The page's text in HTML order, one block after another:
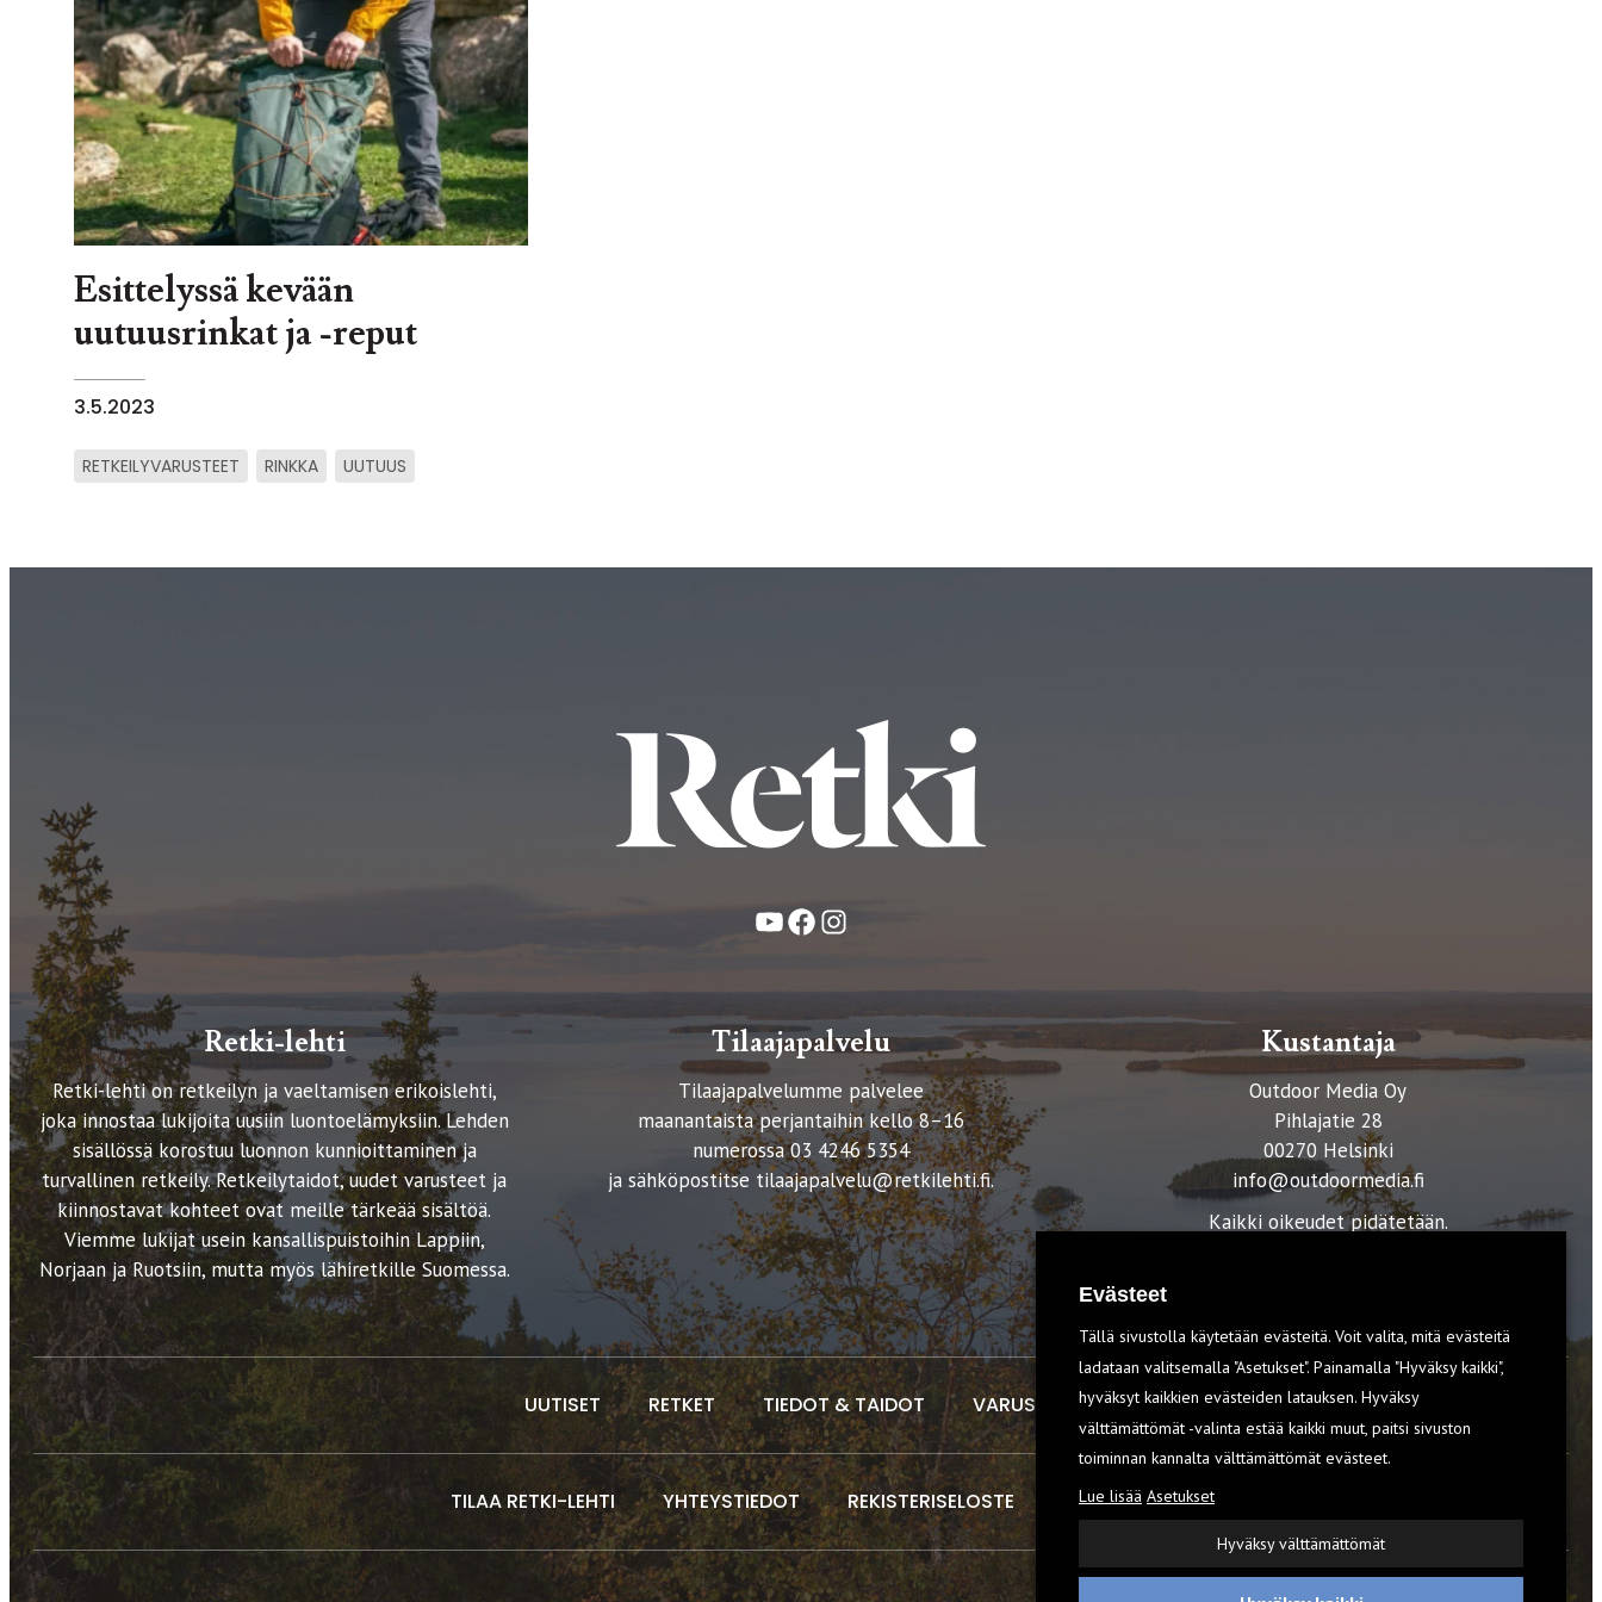
Esittelyssä kevään
uutuusrinkat ja -reput
3.5.2023
RETKEILYVARUSTEET RINKKA UUTUUS
YouTube
FacebookInstagram
Retki-lehti
Retki-lehti on retkeilyn ja vaeltamisen erikoislehti,
joka innostaa lukijoita uusiin luontoelämyksiin. Lehden
sisällössä korostuu luonnon kunnioittaminen ja
turvallinen retkeily. Retkeilytaidot, uudet varusteet ja
kiinnostavat kohteet ovat meille tärkeää sisältöä.
Viemme lukijat usein kansallispuistoihin Lappiin,
Norjaan ja Ruotsiin, mutta myös lähiretkille Suomessa.
Tilaajapalvelu
Tilaajapalvelumme palvelee
maanantaista perjantaihin kello 8–16
numerossa 03 4246 5354
ja sähköpostitse tilaajapalvelu@retkilehti.fi.
Kustantaja
Outdoor Media Oy
Pihlajatie 28
00270 Helsinki
info@outdoormedia.fi
Kaikki oikeudet pidätetään.
UUTISET RETKET TIEDOT & TAIDOT VARUSTEET
TILAA RETKI-LEHTI YHTEYSTIEDOT REKISTERISELOSTE EVÄSTEET
Evästeet
Tällä sivustolla käytetään evästeitä. Voit valita, mitä evästeitä
ladataan valitsemalla "Asetukset". Painamalla "Hyväksy kaikki",
hyväksyt kaikkien evästeiden latauksen. Hyväksy
välttämättömät -valinta estää kaikki muut, paitsi sivuston
toiminnan kannalta välttämättömät evästeet.
Lue lisää Asetukset
Hyväksy välttämättömät